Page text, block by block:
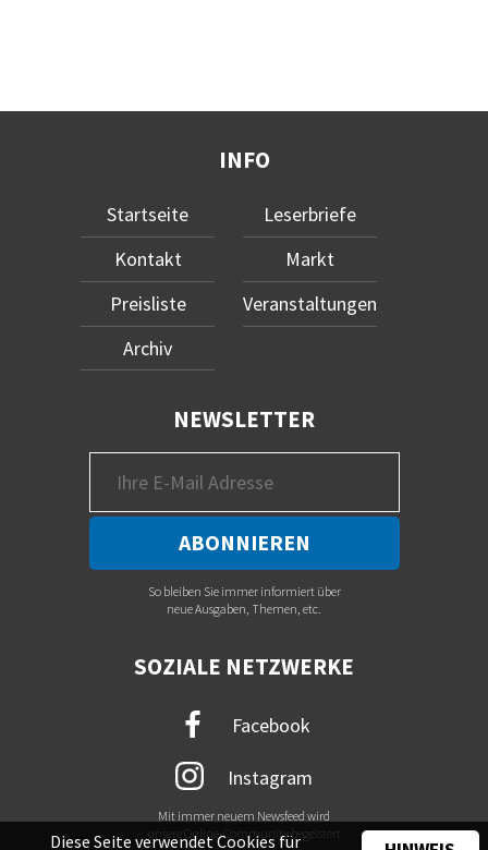
INFO
Startseite
Kontakt
Preisliste
Archiv
Leserbriefe
Markt
Veranstaltungen
NEWSLETTER
So bleiben Sie immer informiert über
neue Ausgaben, Themen, etc.
SOZIALE NETZWERKE
Facebook
Instagram
Mit immer neuem Newsfeed wird
unsere Online-Community begeistert
Diese Seite verwendet Cookies für